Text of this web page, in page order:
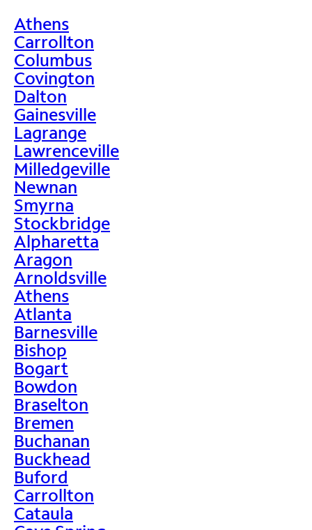
Athens
Carrollton
Columbus
Covington
Dalton
Gainesville
Lagrange
Lawrenceville
Milledgeville
Newnan
Smyrna
Stockbridge
Alpharetta
Aragon
Arnoldsville
Athens
Atlanta
Barnesville
Bishop
Bogart
Bowdon
Braselton
Bremen
Buchanan
Buckhead
Buford
Carrollton
Cataula